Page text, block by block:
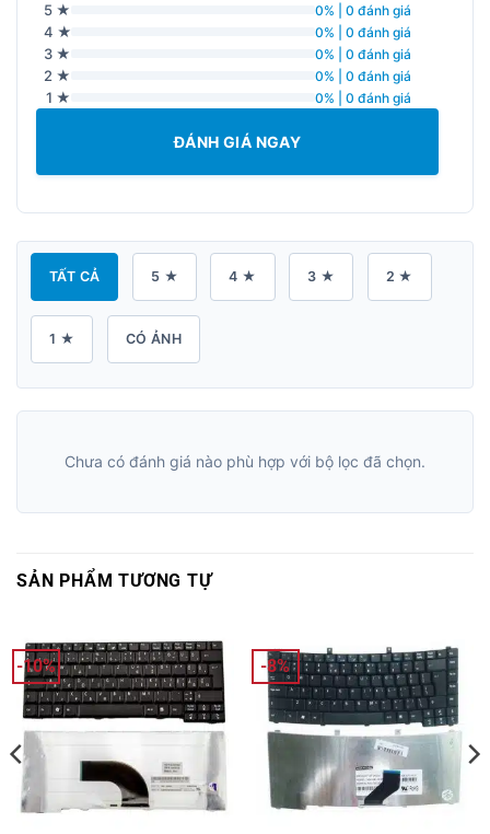
5 ★ 0% | 0 đánh giá
4 ★ 0% | 0 đánh giá
3 ★ 0% | 0 đánh giá
2 ★ 0% | 0 đánh giá
1 ★ 0% | 0 đánh giá
ĐÁNH GIÁ NGAY
TẤT CẢ 5 ★ 4 ★ 3 ★ 2 ★
1 ★ CÓ ẢNH
Chưa có đánh giá nào phù hợp với bộ lọc đã chọn.
SẢN PHẨM TƯƠNG TỰ
-10% -8%